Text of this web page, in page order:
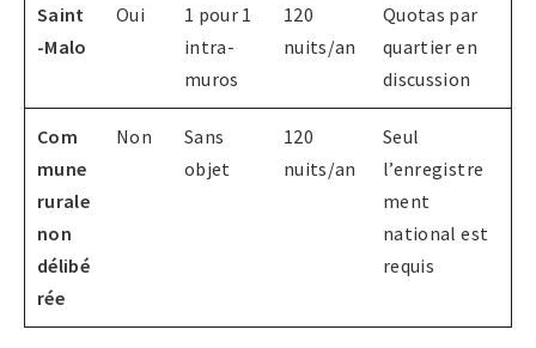
Saint
-Malo
Oui
1 pour 1
intra-
muros
120
nuits/an
Quotas par
quartier en
discussion
Com
mune
rurale
non
délibé
rée
Non
Sans
objet
120
nuits/an
Seul
l’enregistre
ment
national est
requis